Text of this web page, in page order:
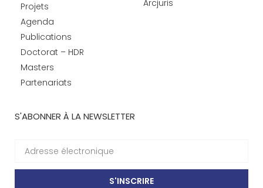
Projets
Agenda
Publications
Doctorat – HDR
Masters
Partenariats
Arcjuris
S'ABONNER À LA NEWSLETTER
S'INSCRIRE